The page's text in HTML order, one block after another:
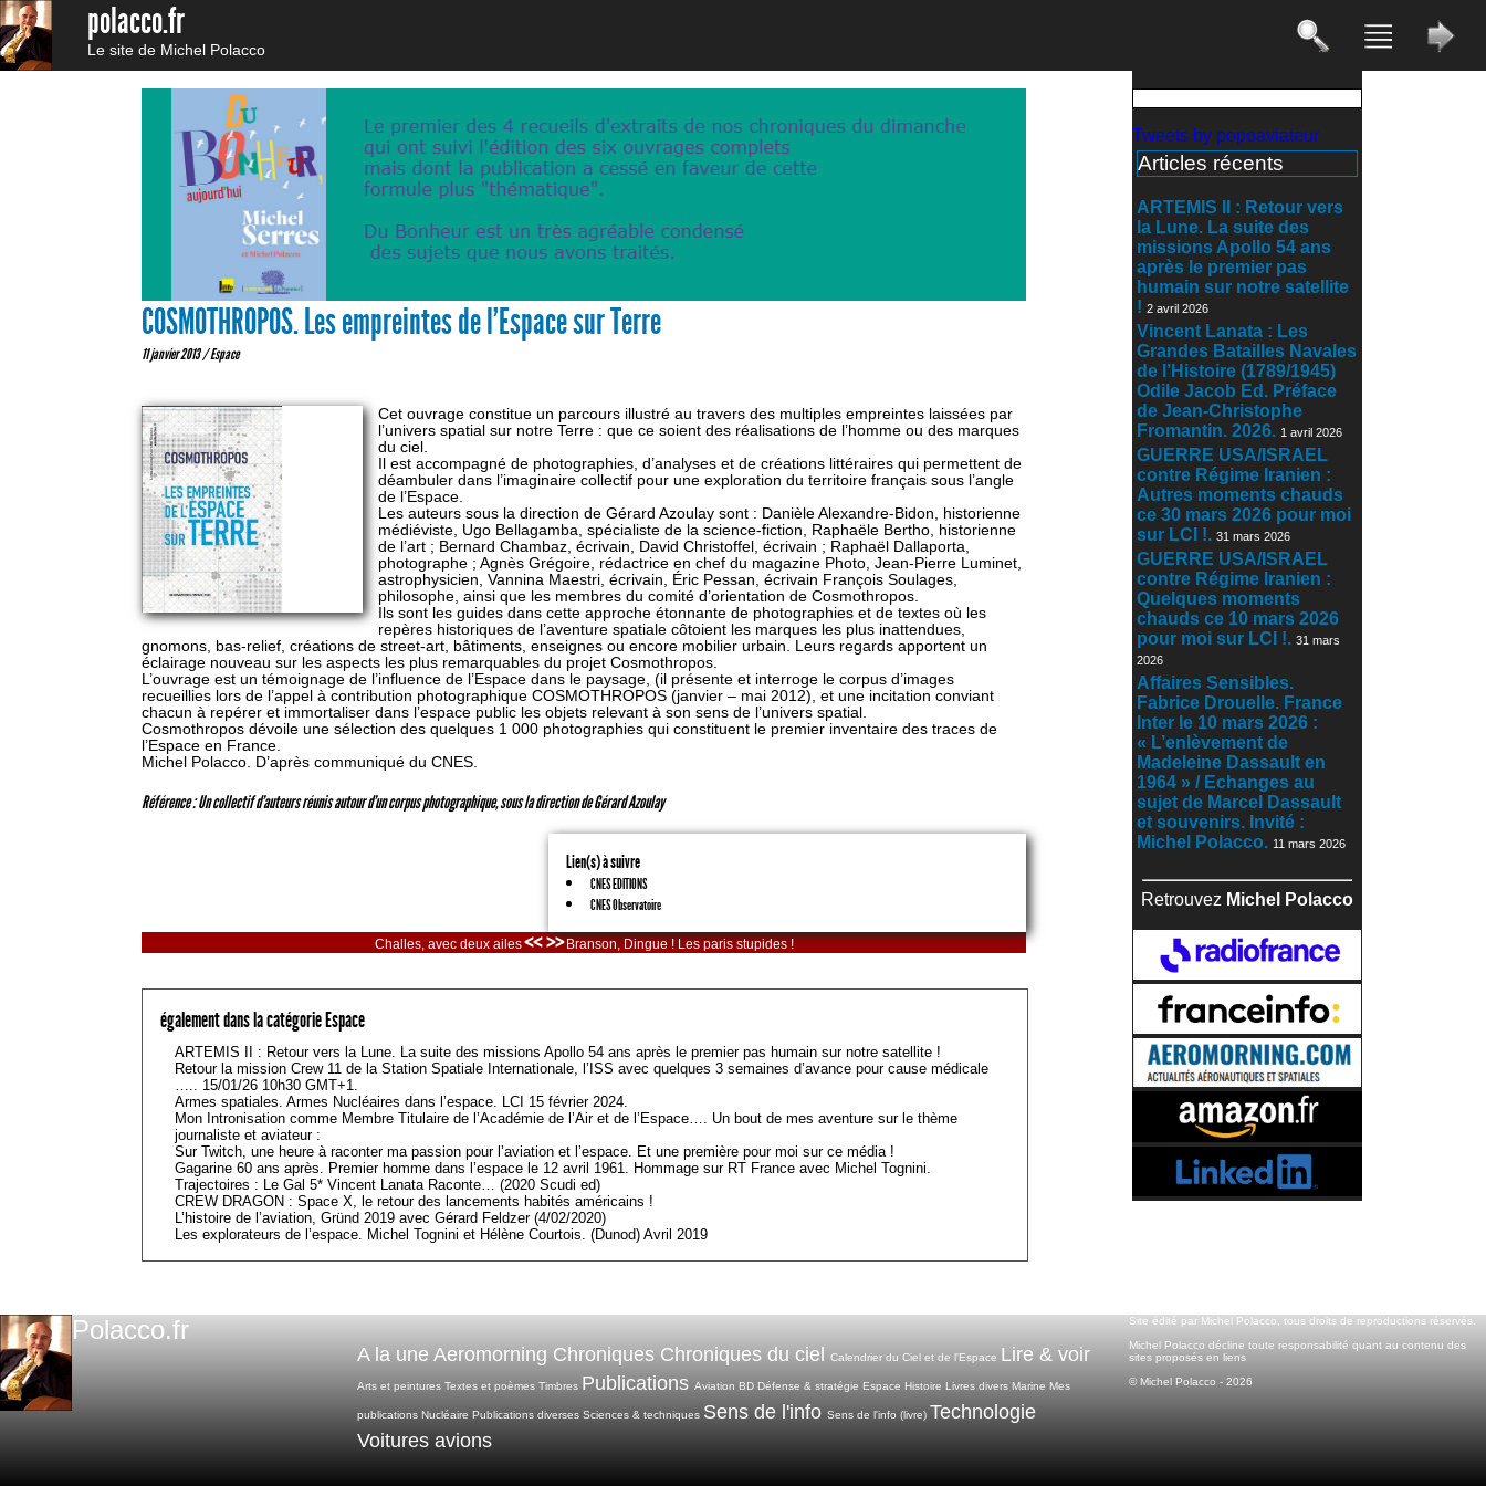
polacco.fr
Le site de Michel Polacco
Tweets by popoaviateur
Articles récents
ARTEMIS II : Retour vers
la Lune. La suite des
missions Apollo 54 ans
après le premier pas
humain sur notre satellite
! 2 avril 2026
Vincent Lanata : Les
Grandes Batailles Navales
de l’Histoire (1789/1945)
Odile Jacob Ed. Préface
de Jean-Christophe
Fromantin. 2026. 1 avril 2026
GUERRE USA/ISRAEL
contre Régime Iranien :
Autres moments chauds
ce 30 mars 2026 pour moi
sur LCI !. 31 mars 2026
GUERRE USA/ISRAEL
contre Régime Iranien :
Quelques moments
chauds ce 10 mars 2026
pour moi sur LCI !. 31 mars
2026
Affaires Sensibles.
Fabrice Drouelle. France
Inter le 10 mars 2026 :
« L’enlèvement de
Madeleine Dassault en
1964 » / Echanges au
sujet de Marcel Dassault
et souvenirs. Invité :
Michel Polacco. 11 mars 2026
Retrouvez Michel Polacco
COSMOTHROPOS. Les empreintes de l’Espace sur Terre
11 janvier 2013 /Espace
Cet ouvrage constitue un parcours illustré au travers des multiples empreintes laissées par
l’univers spatial sur notre Terre : que ce soient des réalisations de l’homme ou des marques
du ciel.
Il est accompagné de photographies, d’analyses et de créations littéraires qui permettent de
déambuler dans l’imaginaire collectif pour une exploration du territoire français sous l’angle
de l’Espace.
Les auteurs sous la direction de Gérard Azoulay sont : Danièle Alexandre-Bidon, historienne
médiéviste, Ugo Bellagamba, spécialiste de la science-fiction, Raphaële Bertho, historienne
de l’art ; Bernard Chambaz, écrivain, David Christoffel, écrivain ; Raphaël Dallaporta,
photographe ; Agnès Grégoire, rédactrice en chef du magazine Photo, Jean-Pierre Luminet,
astrophysicien, Vannina Maestri, écrivain, Éric Pessan, écrivain François Soulages,
philosophe, ainsi que les membres du comité d’orientation de Cosmothropos.
Ils sont les guides dans cette approche étonnante de photographies et de textes où les
repères historiques de l’aventure spatiale côtoient les marques les plus inattendues,
gnomons, bas-relief, créations de street-art, bâtiments, enseignes ou encore mobilier urbain. Leurs regards apportent un
éclairage nouveau sur les aspects les plus remarquables du projet Cosmothropos.
L’ouvrage est un témoignage de l’influence de l’Espace dans le paysage, (il présente et interroge le corpus d’images
recueillies lors de l’appel à contribution photographique COSMOTHROPOS (janvier – mai 2012), et une incitation conviant
chacun à repérer et immortaliser dans l’espace public les objets relevant à son sens de l’univers spatial.
Cosmothropos dévoile une sélection des quelques 1 000 photographies qui constituent le premier inventaire des traces de
l’Espace en France.
Michel Polacco. D’après communiqué du CNES.
Référence : Un collectif d’auteurs réunis autour d’un corpus photographique, sous la direction de Gérard Azoulay
Lien(s) à suivre
CNES EDITIONS
CNES Observatoire
Challes, avec deux ailes<< >>Branson, Dingue ! Les paris stupides !
également dans la catégorie Espace
ARTEMIS II : Retour vers la Lune. La suite des missions Apollo 54 ans après le premier pas humain sur notre satellite !
Retour la mission Crew 11 de la Station Spatiale Internationale, l’ISS avec quelques 3 semaines d’avance pour cause médicale
….. 15/01/26 10h30 GMT+1.
Armes spatiales. Armes Nucléaires dans l’espace. LCI 15 février 2024.
Mon Intronisation comme Membre Titulaire de l’Académie de l’Air et de l’Espace…. Un bout de mes aventure sur le thème
journaliste et aviateur :
Sur Twitch, une heure à raconter ma passion pour l’aviation et l’espace. Et une première pour moi sur ce média !
Gagarine 60 ans après. Premier homme dans l’espace le 12 avril 1961. Hommage sur RT France avec Michel Tognini.
Trajectoires : Le Gal 5* Vincent Lanata Raconte… (2020 Scudi ed)
CREW DRAGON : Space X, le retour des lancements habités américains !
L’histoire de l’aviation, Gründ 2019 avec Gérard Feldzer (4/02/2020)
Les explorateurs de l’espace. Michel Tognini et Hélène Courtois. (Dunod) Avril 2019
Polacco.fr
A la une Aeromorning Chroniques Chroniques du ciel Calendrier du Ciel et de l'Espace Lire & voir
Arts et peintures Textes et poèmes Timbres Publications Aviation BD Défense & stratégie Espace Histoire Livres divers Marine Mes
publications Nucléaire Publications diverses Sciences & techniques Sens de l'info Sens de l'info (livre) Technologie
Voitures avions
Site édité par Michel Polacco, tous droits de reproductions réservés.
Michel Polacco décline toute responsabilité quant au contenu des
sites proposés en liens
© Michel Polacco - 2026